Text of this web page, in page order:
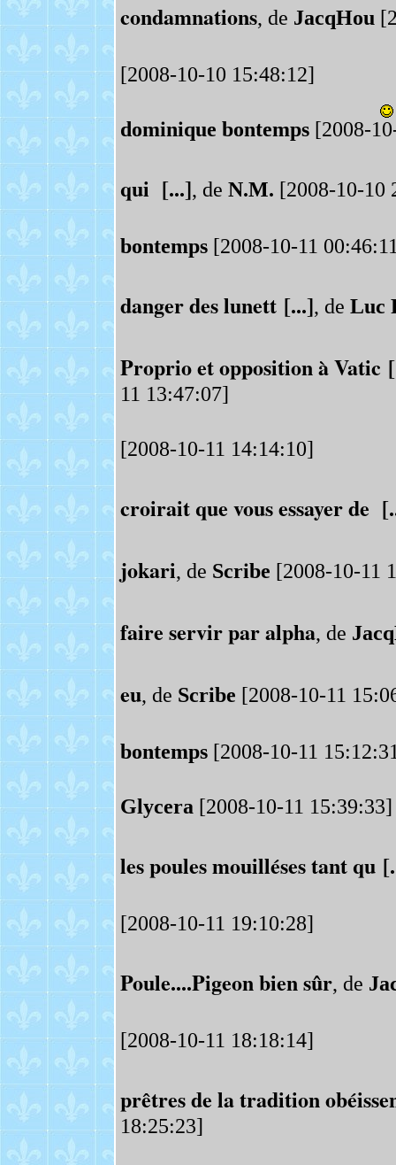
condamnations, de JacqHou
[2008-10-10 15:48:12]
dominique bontemps[2008-
qui [...], de N.M. [2008-10-10
bontemps[2008-10-11
danger des lunett [...], de Luc
Proprio et opposition à Vatic
11 13:47:07]
[2008-10-11 14:14:10]
croirait que vous essayer de
jokari, de Scribe [2008-10-11
faire servir par alpha, de
eu, de Scribe [2008-10-11
bontemps[2008-10-11
Glycera [2008-10-11 15:39:33]
les poules mouilléses tant qu
[2008-10-11 19:10:28]
Poule....Pigeon bien sûr, de
[2008-10-11 18:18:14]
prêtres de la tradition
18:25:23]